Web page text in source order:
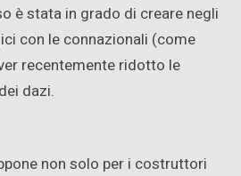
è stata in grado di creare negli
con le connazionali (come
recentemente ridotto le
dazi.
non solo per i costruttori